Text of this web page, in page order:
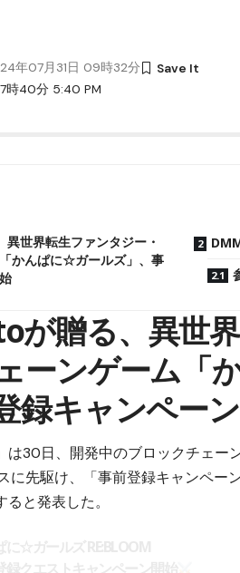
時40分 5:40 PM
年07月31日 09時32分
世界転生ファンタジー・
かんぱに☆ガールズ」、事
が贈る、異世
ーンゲーム「
録キャンペー
30日、開発中のブロックチェー
に先駆け、「事前登録キャンペー
と発表した。